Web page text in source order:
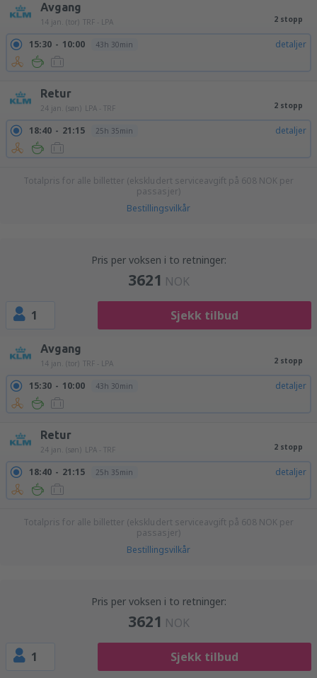
Avgang
14 jan. (tor) TRF - LPA 2 stopp
15:30 10:00 43h 30min detaljer
Retur
24 jan. (søn) LPA - TRF 2 stopp
18:40 21:15 25h 35min detaljer
Totalpris for alle billetter (ekskludert serviceavgift på 608 NOK per
passasjer)
Bestillingsvilkår
Pris per voksen i to retninger:
3621 NOK
1 Sjekk tilbud
Avgang
14 jan. (tor) TRF - LPA 2 stopp
15:30 10:00 43h 30min detaljer
Retur
24 jan. (søn) LPA - TRF 2 stopp
18:40 21:15 25h 35min detaljer
Totalpris for alle billetter (ekskludert serviceavgift på 608 NOK per
passasjer)
Bestillingsvilkår
Pris per voksen i to retninger:
3621 NOK
1 Sjekk tilbud